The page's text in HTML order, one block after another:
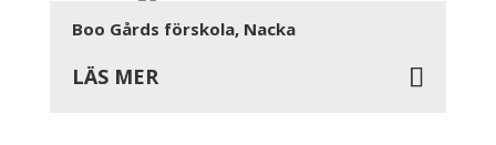
Boo Gårds förskola, Nacka
LÄS MER